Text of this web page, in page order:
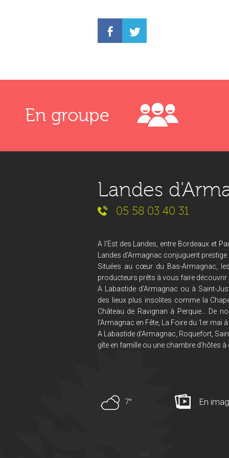
En groupe
Landes
05 58 03 40 31
A l’Est des Landes, entre Bordeaux et
Landes d'Armagnac conjuguent
Situées au cœur du Bas-Armagnac,
producteurs prêts à vous faire découvrir
A Labastide d'Armagnac ou à Saint-
des lieux plus insolites comme la
Château de Ravignan à Perquie... De
l’Armagnac en Fête, La Foire du 1er mai
A Labastide d’Armagnac, Roquefort,
gîte en famille ou une chambre d’hôtes
7° En